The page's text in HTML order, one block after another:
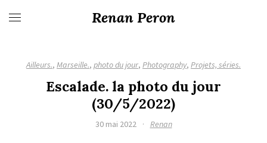
Renan Peron
Ailleurs., Marseille., photo du jour, Photography, Projets, séries.
Escalade. la photo du jour
(30/5/2022)
30 mai 2022 · Renan